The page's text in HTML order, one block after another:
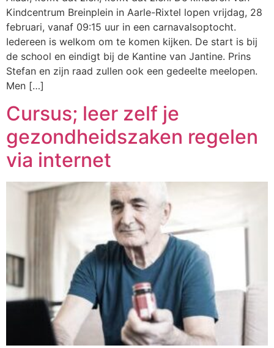
Kindcentrum Breinplein in Aarle-Rixtel lopen vrijdag, 28
februari, vanaf 09:15 uur in een carnavalsoptocht.
Iedereen is welkom om te komen kijken. De start is bij
de school en eindigt bij de Kantine van Jantine. Prins
Stefan en zijn raad zullen ook een gedeelte meelopen.
Men […]
Cursus; leer zelf je
gezondheidszaken regelen
via internet